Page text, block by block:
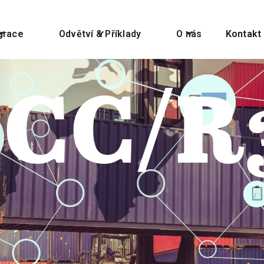
Odvětví & Příklady O nás Kontakt